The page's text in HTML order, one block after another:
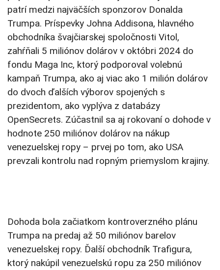
patrí medzi najväčších sponzorov Donalda
Trumpa. Príspevky Johna Addisona, hlavného
obchodníka švajčiarskej spoločnosti Vitol,
zahŕňali 5 miliónov dolárov v októbri 2024 do
fondu Maga Inc, ktorý podporoval volebnú
kampaň Trumpa, ako aj viac ako 1 milión dolárov
do dvoch ďalších výborov spojených s
prezidentom, ako vyplýva z databázy
OpenSecrets. Zúčastnil sa aj rokovaní o dohode v
hodnote 250 miliónov dolárov na nákup
venezuelskej ropy – prvej po tom, ako USA
prevzali kontrolu nad ropným priemyslom krajiny.
Dohoda bola začiatkom kontroverzného plánu
Trumpa na predaj až 50 miliónov barelov
venezuelskej ropy. Ďalší obchodník Trafigura,
ktorý nakúpil venezuelskú ropu za 250 miliónov